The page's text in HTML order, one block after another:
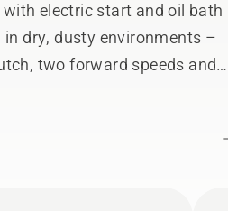
electric start and oil bath
in dry, dusty environments –
two forward speeds and